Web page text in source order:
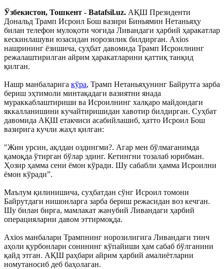
Ўзбекистон, Тошкент - Batafsil.uz. АҚШ Президенти
Дональд Трамп Исроил Бош вазири Биньямин Нетаньяҳу
билан телефон мулоқоти чоғида Ливандаги ҳарбий ҳаракатлар
кескинлашуви юзасидан норозилик билдирган. Axios
нашрининг ёзишича, суҳбат давомида Трамп Исроилнинг
режалаштирилган айрим ҳаракатларини қаттиқ танқид
қилган.
Нашр манбаларига кўра, Трамп Нетаньяҳунинг Байрутга зарба
бериш эҳтимоли минтақадаги вазиятни янада
мураккаблаштириши ва Исроилнинг халқаро майдондаги
яккалланишини кучайтиришидан хавотир билдирган. Суҳбат
давомида АҚШ етакчиси асабийлашиб, ҳатто Исроил Бош
вазирига кучли жаҳл қилган:
"Жин урсин, ақлдан оздингми?. Агар мен бўлмаганимда
қамоқда ўтирган бўлар эдинг. Кетингни тозалаб юрибман.
Ҳозир ҳамма сени ёмон кўради. Шу сабабли ҳамма Исроилни
ёмон кўради”.
Маълум қилинишича, суҳбатдан сўнг Исроил томони
Байрутдаги нишонларга зарба бериш режасидан воз кечган.
Шу билан бирга, мамлакат жанубий Ливандаги ҳарбий
операцияларни давом эттирмоқда.
Axios манбалари Трампнинг норозилигига Ливандаги тинч
аҳоли қурбонлари сонининг кўпайиши ҳам сабаб бўлганини
қайд этган. АҚШ раҳбари айрим ҳарбий амалиётларни
номутаносиб деб баҳолаган.